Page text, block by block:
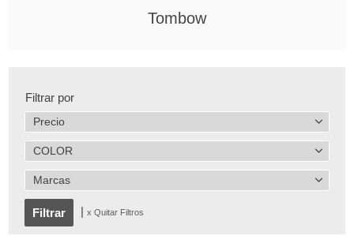
Tombow
Filtrar por
Precio
COLOR
Marcas
| x Quitar Filtros